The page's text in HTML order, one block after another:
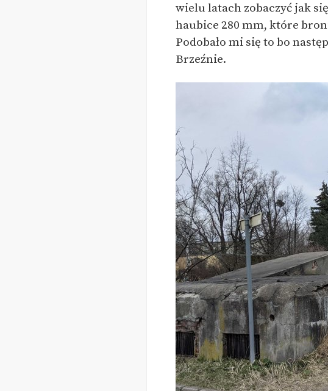
wielu latach zobaczyć jak
haubice 280 mm, które
Podobało mi się to bo
Brzeźnie.